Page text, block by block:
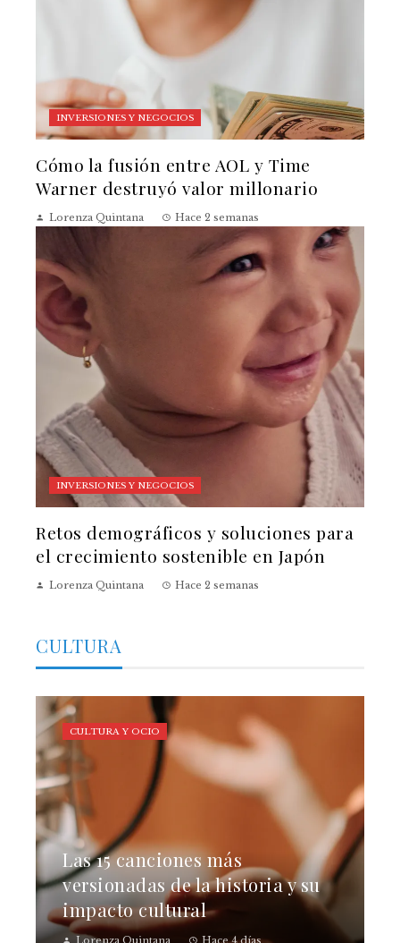
INVERSIONES Y NEGOCIOS
Cómo la fusión entre AOL y Time
Warner destruyó valor millonario
Lorenza Quintana Hace 2 semanas
INVERSIONES Y NEGOCIOS
Retos demográficos y soluciones para
el crecimiento sostenible en Japón
Lorenza Quintana Hace 2 semanas
CULTURA
Las 15 canciones más
versionadas de la historia y su
impacto cultural
Lorenza Quintana Hace 4 días
CULTURA Y OCIO